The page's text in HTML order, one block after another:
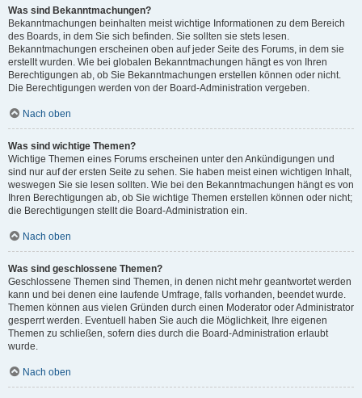
Was sind Bekanntmachungen?
Bekanntmachungen beinhalten meist wichtige Informationen zu dem Bereich
des Boards, in dem Sie sich befinden. Sie sollten sie stets lesen.
Bekanntmachungen erscheinen oben auf jeder Seite des Forums, in dem sie
erstellt wurden. Wie bei globalen Bekanntmachungen hängt es von Ihren
Berechtigungen ab, ob Sie Bekanntmachungen erstellen können oder nicht.
Die Berechtigungen werden von der Board-Administration vergeben.
Nach oben
Was sind wichtige Themen?
Wichtige Themen eines Forums erscheinen unter den Ankündigungen und
sind nur auf der ersten Seite zu sehen. Sie haben meist einen wichtigen Inhalt,
weswegen Sie sie lesen sollten. Wie bei den Bekanntmachungen hängt es von
Ihren Berechtigungen ab, ob Sie wichtige Themen erstellen können oder nicht;
die Berechtigungen stellt die Board-Administration ein.
Nach oben
Was sind geschlossene Themen?
Geschlossene Themen sind Themen, in denen nicht mehr geantwortet werden
kann und bei denen eine laufende Umfrage, falls vorhanden, beendet wurde.
Themen können aus vielen Gründen durch einen Moderator oder Administrator
gesperrt werden. Eventuell haben Sie auch die Möglichkeit, Ihre eigenen
Themen zu schließen, sofern dies durch die Board-Administration erlaubt
wurde.
Nach oben